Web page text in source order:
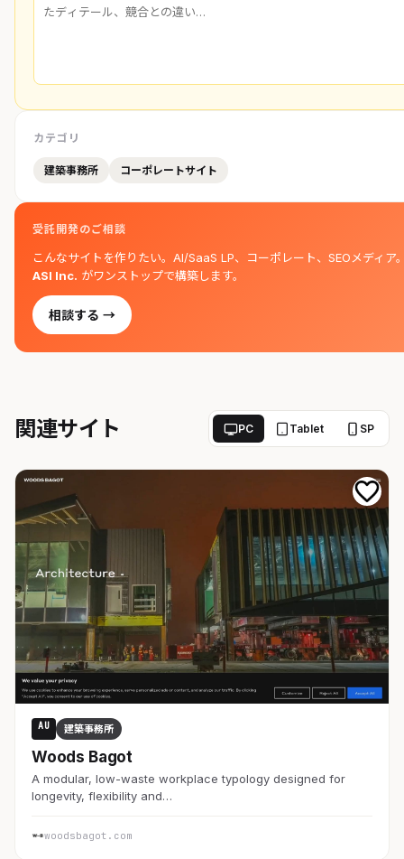
カテゴリ
建築事務所 コーポレートサイト
受託開発のご相談
こんなサイトを作りたい。AI/SaaS LP、コーポレート、SEOメディア
ASI Inc. がワンストップで構築します。
相談する →
関連サイト PC Tablet SP
AU 建築事務所
Woods Bagot
A modular, low-waste workplace typology designed for
longevity, flexibility and…
woodsbagot.com